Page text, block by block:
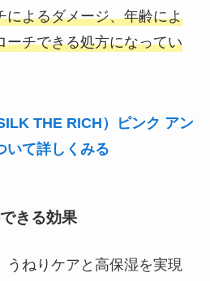
によるダメージ、年齢によ
ーチできる処方になってい
THE RICH）ピンク アン
いて詳しくみる
きる効果
うねりケアと高保湿を実現